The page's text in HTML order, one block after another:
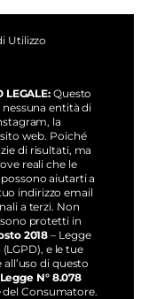
Utilizzo
LEGALE: Questo
entità di
la
web. Poiché
di risultati, ma
reali che le
aiutarti a
indirizzo email
a terzi. Non
protetti in
2018 – Legge
e le tue
di questo
Legge N° 8.078
Consumatore.